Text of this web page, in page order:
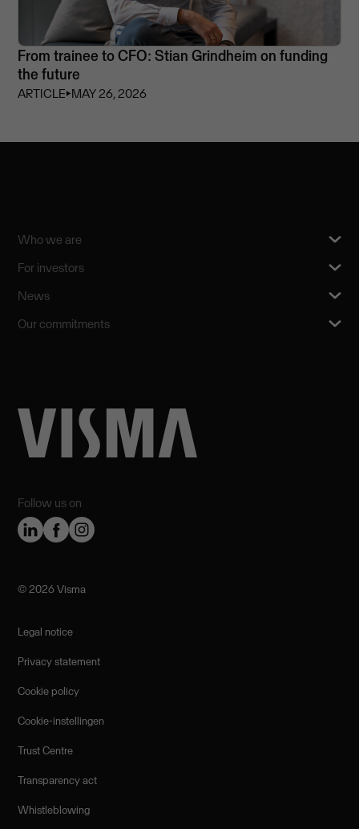
From trainee to CFO: Stian Grindheim on funding
the future
ARTICLE⏵MAY 26, 2026
Follow us on
Who we are
For investors
News
Our commitments
©️ 2026 Visma
Legal notice
Privacy statement
Cookie policy
Cookie-instellingen
Trust Centre
Transparency act
Whistleblowing